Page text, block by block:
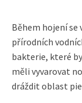
Během hojení se
přírodních
bakterie, které
měli vyvarovat
dráždit oblast